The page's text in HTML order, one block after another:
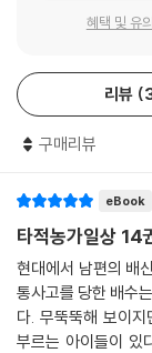
혜택 및 유
리뷰
구매리뷰
eBook
타적농가일상 14
현대에서 남편의 배
통사고를 당한 배수
다. 무뚝뚝해 보이
부르는 아이들이 있